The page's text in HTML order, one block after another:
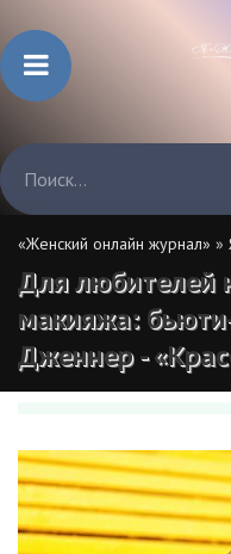
«Женский онлайн журнал» »
Для любителей
макияжа:
Дженнер -